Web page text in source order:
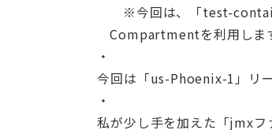
※今回は、「test-
Compartmentを利用しま
今回は「us-Phoenix-1」リ
私が少し手を加えた「jmx